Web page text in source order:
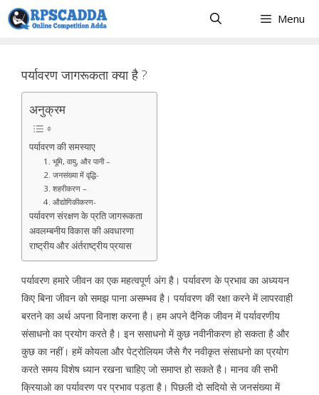
Skip
to
Menu
पर्यावरण जागरूकता क्या है ?
अनुक्रम
पर्यावरण की समस्याए
1. भूमि, वायु, और पानी –
2. जनसंख्या में वृद्धि-
3. शहरीकरण –
4. औद्योगिकीकरण-
पर्यावरण संरक्षण के प्रति जागरूकता
अवलम्बनीय विकास की अवधारणा
राष्ट्रीय और अंर्तराष्ट्रीय प्रयास
पर्यावरण हमारे जीवन का एक महत्वपूर्ण अंग है। पर्यावरण के प्रभाव का अध्ययन
किए बिना जीवन को समझ पाना असम्भव है। पर्यावरण की रक्षा करने में लापरवाही
बरतने का अर्थ अपना विनाश करना है। हम अपने दैनिक जीवन में पर्यावरणीय
संसाधनो का प्रयोग करते है। इन ससाधनो में कुछ नवीनीकरण हो सकता है और
कुछ का नहीं। हमें कोयला और पेट्रोलियम जैसे गैर नवीकृत संसाधनो का प्रयोग
करते समय विशेष ध्यान रखना चाहिए जो समाप्त हो सकते है। मानव की सभी
क्रियाओ का पर्यावरण पर प्रभाव पड़ता है। पिछली दो सदियो से जनसंख्या में